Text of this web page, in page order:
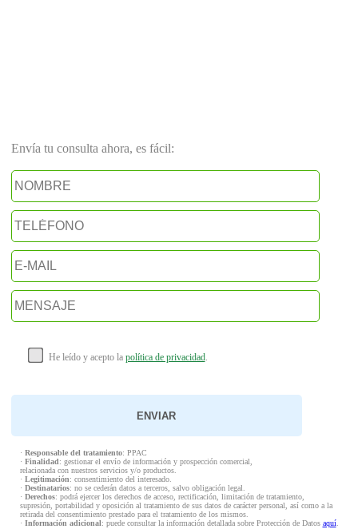
Envía tu consulta ahora, es fácil:
He leído y acepto la política de privacidad.
· Responsable del tratamiento: PPAC
· Finalidad: gestionar el envío de información y prospección comercial,
relacionada con nuestros servicios y/o productos.
· Legitimación: consentimiento del interesado.
· Destinatarios: no se cederán datos a terceros, salvo obligación legal.
· Derechos: podrá ejercer los derechos de acceso, rectificación, limitación de tratamiento,
supresión, portabilidad y oposición al tratamiento de sus datos de carácter personal, así como a la
retirada del consentimiento prestado para el tratamiento de los mismos.
· Información adicional: puede consultar la información detallada sobre Protección de Datos aquí.